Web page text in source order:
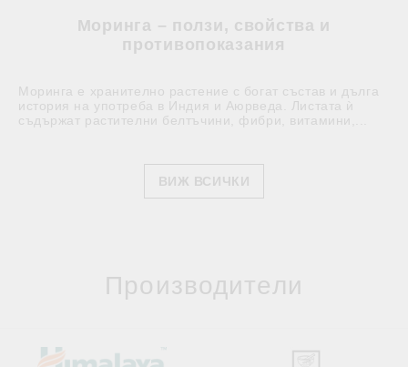
Моринга – ползи, свойства и
противопоказания
Моринга е хранително растение с богат състав и дълга
история на употреба в Индия и Аюрведа. Листата ѝ
съдържат растителни белтъчини, фибри, витамини,...
ВИЖ ВСИЧКИ
Производители